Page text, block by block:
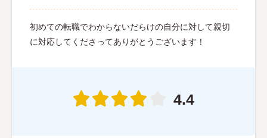
初めての転職でわからないだらけの自分に対して親切
に対応してくださってありがとうございます！
4.4